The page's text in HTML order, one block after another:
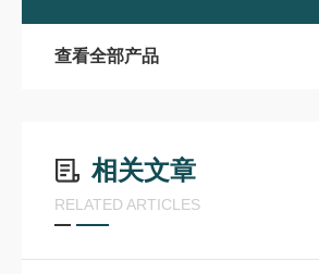
查看全部产品
相关文章
RELATED ARTICLES